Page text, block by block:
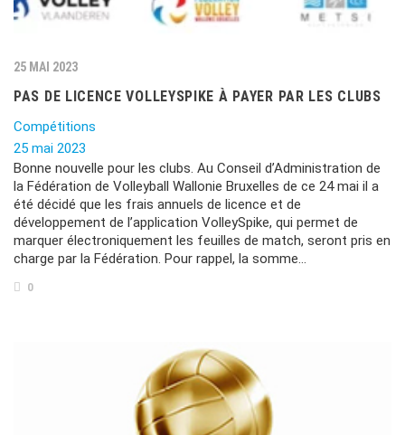
25 MAI 2023
PAS DE LICENCE VOLLEYSPIKE À PAYER PAR LES CLUBS
Compétitions
25 mai 2023
Bonne nouvelle pour les clubs. Au Conseil d’Administration de
la Fédération de Volleyball Wallonie Bruxelles de ce 24 mai il a
été décidé que les frais annuels de licence et de
développement de l’application VolleySpike, qui permet de
marquer électroniquement les feuilles de match, seront pris en
charge par la Fédération. Pour rappel, la somme…
0